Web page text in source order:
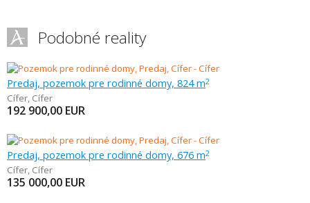
Podobné reality
Predaj, pozemok pre rodinné domy, 824 m2
Cífer, Cífer
192 900,00 EUR
Predaj, pozemok pre rodinné domy, 676 m2
Cífer, Cífer
135 000,00 EUR